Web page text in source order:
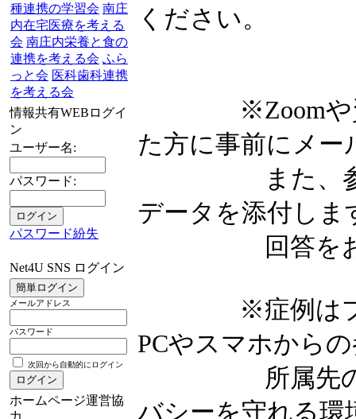
種連携の学習会 南庄
内在宅医療を考える
会 南庄内栄養と食の
連携を考える会 ふら
っと会 医科歯科連携
を考える会
情報共有WEBログイ
ン
ユーザー名:
パスワード:
パスワード紛失
Net4U SNS ログイン
メールアドレス
パスワード
次回から自動的にログイン
ホームページ運営協
ください。
※Zoomや資料
た方に事前にメー
また、参加者
データを添付しま
回答をお願
※症例はプラ
PCやスマホから
所属先のPC
バシーを守れる環